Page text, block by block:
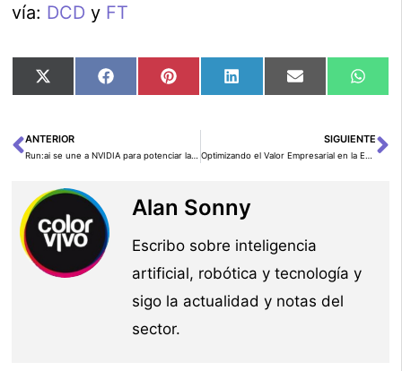
vía: DCD y FT
Compartir
en
X
Compartir
en
FacebookCompartir
en
PinterestCompartir
en
LinkedInCompartir
en
Email
en
Ant
ANTERIOR SIGUIENTE
Alan Sonny
Escribo sobre inteligencia
artificial, robótica y tecnología y
sigo la actualidad y notas del
sector.